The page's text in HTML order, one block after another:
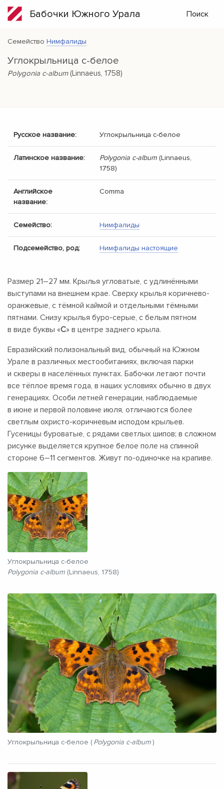
Бабочки Южного Урала Поиск
Семейство Нимфалиды
Углокрыльница c-белое
Polygonia c-album(Linnaeus, 1758)
Русское название: Углокрыльница c-белое
Латинское название: Polygonia c-album (Linnaeus,
1758)
Английское
название:
Comma
Семейство: Нимфалиды
Подсемейство, род: Нимфалиды настоящие
Размер 21–27 мм. Крылья угловатые, с удлинёнными
выступами на внешнем крае. Сверху крылья коричнево-
оранжевые, с тёмной каймой и отдельными тёмными
пятнами. Снизу крылья буро-серые, с белым пятном
в виде буквы «C» в центре заднего крыла.
Евразийский полизональный вид, обычный на Южном
Урале в различных местообитаниях, включая парки
и скверы в населённых пунктах. Бабочки летают почти
все тёплое время года, в наших условиях обычно в двух
генерациях. Особи летней генерации, наблюдаемые
в июне и первой половине июля, отличаются более
светлым охристо-коричневым исподом крыльев.
Гусеницы буроватые, с рядами светлых шипов; в сложном
рисунке выделяется крупное белое поле на спинной
стороне 6–11 сегментов. Живут по-одиночке на крапиве.
Углокрыльница c-белое
Polygonia c-album (Linnaeus, 1758)
Углокрыльница c-белое (Polygonia c-album )